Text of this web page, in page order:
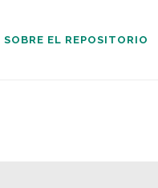
SOBRE EL REPOSITORIO